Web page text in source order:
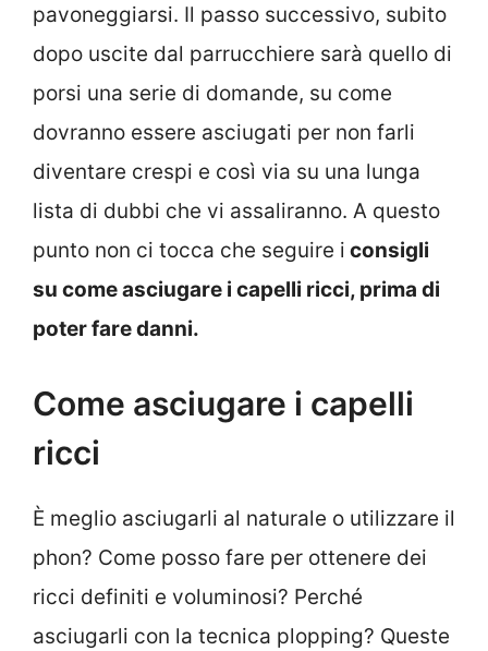
pavoneggiarsi. Il passo successivo, subito
dopo uscite dal parrucchiere sarà quello di
porsi una serie di domande, su come
dovranno essere asciugati per non farli
diventare crespi e così via su una lunga
lista di dubbi che vi assaliranno. A questo
punto non ci tocca che seguire i consigli
su come asciugare i capelli ricci, prima di
poter fare danni.
Come asciugare i capelli
ricci
È meglio asciugarli al naturale o utilizzare il
phon? Come posso fare per ottenere dei
ricci definiti e voluminosi? Perché
asciugarli con la tecnica plopping? Queste